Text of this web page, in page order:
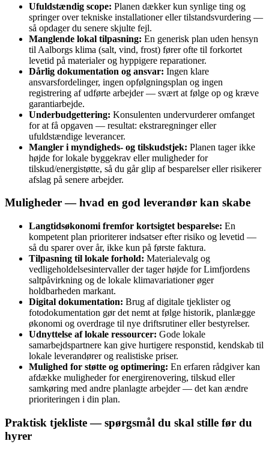
Ufuldstændig scope: Planen dækker kun synlige ting og
springer over tekniske installationer eller tilstandsvurdering —
så opdager du senere skjulte fejl.
Manglende lokal tilpasning: En generisk plan uden hensyn
til Aalborgs klima (salt, vind, frost) fører ofte til forkortet
levetid på materialer og hyppigere reparationer.
Dårlig dokumentation og ansvar: Ingen klare
ansvarsfordelinger, ingen opfølgningsplan og ingen
registrering af udførte arbejder — svært at følge op og kræve
garantiarbejde.
Underbudgettering: Konsulenten undervurderer omfanget
for at få opgaven — resultat: ekstraregninger eller
ufuldstændige leverancer.
Mangler i myndigheds- og tilskudstjek: Planen tager ikke
højde for lokale byggekrav eller muligheder for
tilskud/energistøtte, så du går glip af besparelser eller risikerer
afslag på senere arbejder.
Muligheder — hvad en god leverandør kan skabe
Langtidsøkonomi fremfor kortsigtet besparelse: En
kompetent plan prioriterer indsatser efter risiko og levetid —
så du sparer over år, ikke kun på første faktura.
Tilpasning til lokale forhold: Materialevalg og
vedligeholdelsesintervaller der tager højde for Limfjordens
saltpåvirkning og de lokale klimavariationer øger
holdbarheden markant.
Digital dokumentation: Brug af digitale tjeklister og
fotodokumentation gør det nemt at følge historik, planlægge
økonomi og overdrage til nye driftsrutiner eller bestyrelser.
Udnyttelse af lokale ressourcer: Gode lokale
samarbejdspartnere kan give hurtigere responstid, kendskab til
lokale leverandører og realistiske priser.
Mulighed for støtte og optimering: En erfaren rådgiver kan
afdække muligheder for energirenovering, tilskud eller
samkøring med andre planlagte arbejder — det kan ændre
prioriteringen i din plan.
Praktisk tjekliste — spørgsmål du skal stille før du
hyrer